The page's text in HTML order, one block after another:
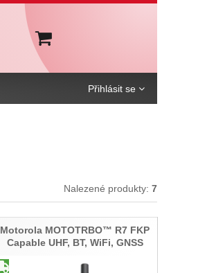
Nalezené produkty: 7
Motorola MOTOTRBO™ R7 FKP
Capable UHF, BT, WiFi, GNSS
Přihlásit se